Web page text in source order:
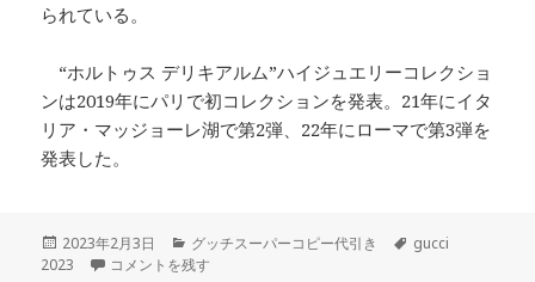
られている。
“ホルトゥス デリキアルム”ハイジュエリーコレクショ
ンは2019年にパリで初コレクションを発表。21年にイタ
リア・マッジョーレ湖で第2弾、22年にローマで第3弾を
発表した。
投
稿
2023年2月3日
カ
テ
グッチスーパーコピー代引き
タ
gucci
2023
「グッチ」のハイジュエリー“歓喜の庭”に新作が登場 カラフル
コメントを残す